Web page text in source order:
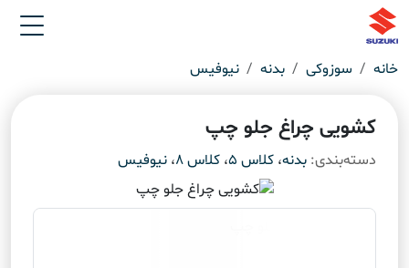
خانه سوزوکی بدنه نیوفیس
کشویی چراغ جلو چپ
دسته‌بندی: بدنه، کلاس 5 ، کلاس 8 ، نیوفیس